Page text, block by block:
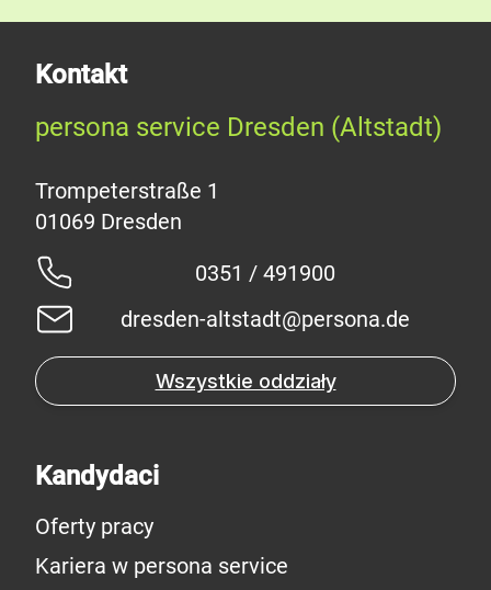
Kontakt
persona service Dresden (Altstadt)
Trompeterstraße 1
0351 / 491900
dresden-altstadt@persona.de
Wszystkie oddziały
Kandydaci
Oferty pracy
Kariera w persona service